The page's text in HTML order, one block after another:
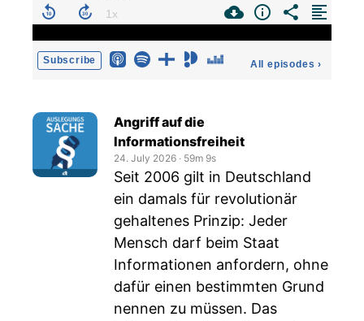
Subscribe All episodes ›
Angriff auf die
Informationsfreiheit
24. July 2026 ‧ 59m 9s
Seit 2006 gilt in Deutschland
ein damals für revolutionär
gehaltenes Prinzip: Jeder
Mensch darf beim Staat
Informationen anfordern, ohne
dafür einen bestimmten Grund
nennen zu müssen. Das